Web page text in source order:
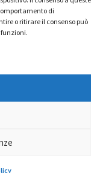
di
o ritirare il consenso può
- REA: RN